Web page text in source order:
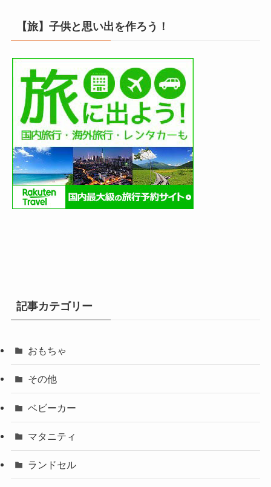
【旅】子供と思い出を作ろう！
記事カテゴリー
おもちゃ
その他
ベビーカー
マタニティ
ランドセル